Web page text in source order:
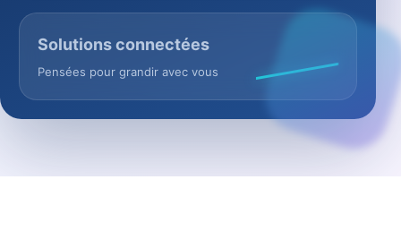
Solutions connectées
Pensées pour grandir avec vous